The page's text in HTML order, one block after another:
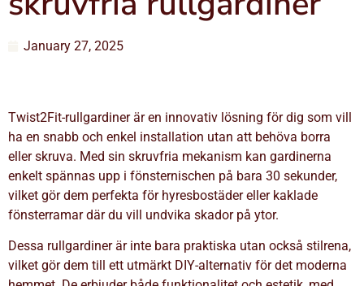
January 27, 2025
Twist2Fit-rullgardiner är en innovativ lösning för dig som vill
ha en snabb och enkel installation utan att behöva borra
eller skruva. Med sin skruvfria mekanism kan gardinerna
enkelt spännas upp i fönsternischen på bara 30 sekunder,
vilket gör dem perfekta för hyresbostäder eller kaklade
fönsterramar där du vill undvika skador på ytor.
Dessa rullgardiner är inte bara praktiska utan också stilrena,
vilket gör dem till ett utmärkt DIY-alternativ för det moderna